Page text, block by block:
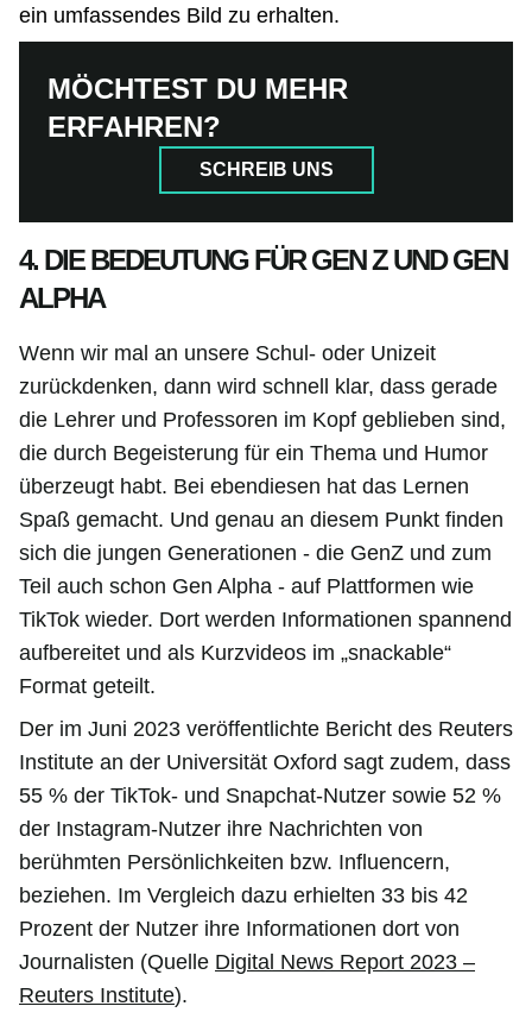
ein umfassendes Bild zu erhalten.
MÖCHTEST DU MEHR
ERFAHREN?
SCHREIB UNS
4. DIE BEDEUTUNG FÜR GEN Z UND GEN
ALPHA
Wenn wir mal an unsere Schul- oder Unizeit
zurückdenken, dann wird schnell klar, dass gerade
die Lehrer und Professoren im Kopf geblieben sind,
die durch Begeisterung für ein Thema und Humor
überzeugt habt. Bei ebendiesen hat das Lernen
Spaß gemacht. Und genau an diesem Punkt finden
sich die jungen Generationen - die GenZ und zum
Teil auch schon Gen Alpha - auf Plattformen wie
TikTok wieder. Dort werden Informationen spannend
aufbereitet und als Kurzvideos im „snackable“
Format geteilt.
Der im Juni 2023 veröffentlichte Bericht des Reuters
Institute an der Universität Oxford sagt zudem, dass
55 % der TikTok- und Snapchat-Nutzer sowie 52 %
der Instagram-Nutzer ihre Nachrichten von
berühmten Persönlichkeiten bzw. Influencern,
beziehen. Im Vergleich dazu erhielten 33 bis 42
Prozent der Nutzer ihre Informationen dort von
Journalisten (Quelle Digital News Report 2023 –
Reuters Institute).